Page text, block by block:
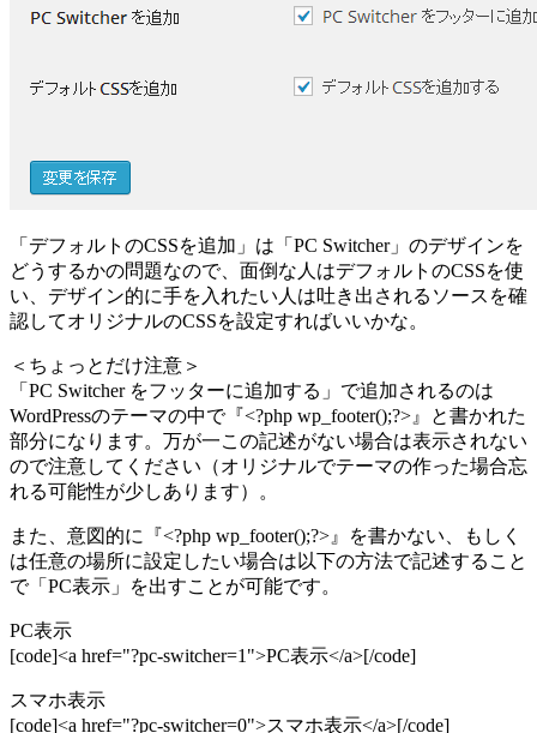
「デフォルトのCSSを追加」は「PC Switcher」のデザインを
どうするかの問題なので、面倒な人はデフォルトのCSSを使
い、デザイン的に手を入れたい人は吐き出されるソースを確
認してオリジナルのCSSを設定すればいいかな。
＜ちょっとだけ注意＞
「PC Switcher をフッターに追加する」で追加されるのは
WordPressのテーマの中で『<?php wp_footer();?>』と書かれた
部分になります。万が一この記述がない場合は表示されない
ので注意してください（オリジナルでテーマの作った場合忘
れる可能性が少しあります）。
また、意図的に『<?php wp_footer();?>』を書かない、もしく
は任意の場所に設定したい場合は以下の方法で記述すること
で「PC表示」を出すことが可能です。
PC表示
[code]<a href="?pc-switcher=1">PC表示</a>[/code]
スマホ表示
[code]<a href="?pc-switcher=0">スマホ表示</a>[/code]